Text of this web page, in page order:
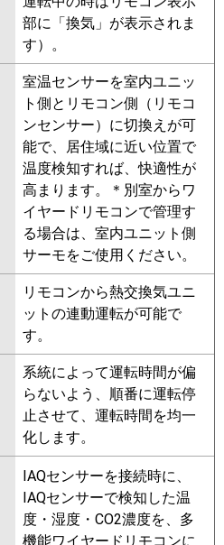
部に「換気」が表示されま
す）。
室温センサーを室内ユニッ
ト側とリモコン側（リモコ
ンセンサー）に切換えが可
能で、居住域に近い位置で
温度検知すれば、快適性が
高まります。＊別室からワ
イヤードリモコンで管理す
る場合は、室内ユニット側
サーモをご使用ください。
リモコンから熱交換気ユニ
ットの連動運転が可能で
す。
系統によって運転時間が偏
らないよう、順番に運転停
止させて、運転時間を均一
化します。
IAQセンサーを接続時に、
IAQセンサーで検知した温
度・湿度・CO2濃度を、多
機能ワイヤードリモコンに